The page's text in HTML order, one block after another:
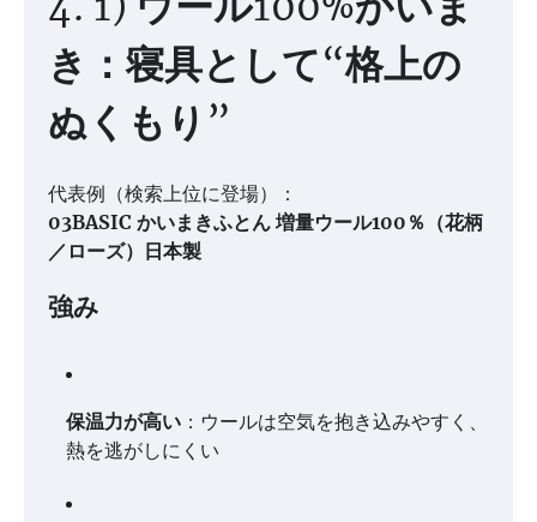
き：寝具として“格上の
ぬくもり”
代表例（検索上位に登場）：
03BASIC かいまきふとん 増量ウール100％（花柄
／ローズ）日本製
強み
保温力が高い ：ウールは空気を抱き込みやすく、
熱を逃がしにくい